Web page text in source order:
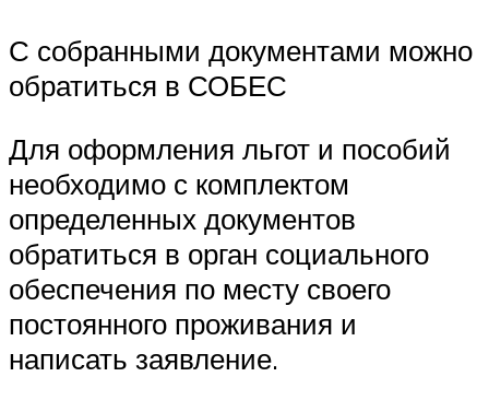
С собранными документами можно
обратиться в СОБЕС
Для оформления льгот и пособий
необходимо с комплектом
определенных документов
обратиться в орган социального
обеспечения по месту своего
постоянного проживания и
написать заявление.